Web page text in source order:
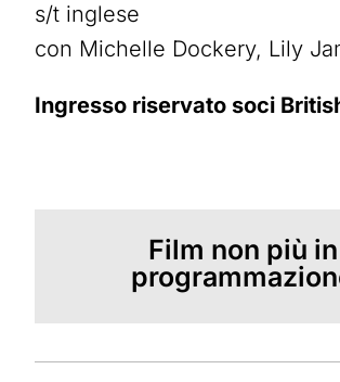
s/t inglese
con Michelle Dockery, Lily
Ingresso riservato soci
Film non più in